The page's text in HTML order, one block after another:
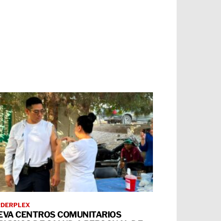
CENTROS COMUNITARIOS